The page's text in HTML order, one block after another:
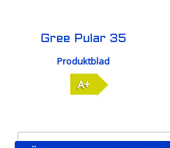
Gree Pular 35
Produktblad
A+